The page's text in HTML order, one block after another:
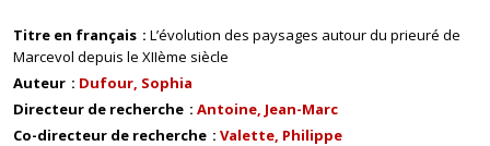
Titre en français
L’évolution des paysages autour du prieuré de
Marcevol depuis le XIIème siècle
Auteur
Dufour, Sophia
Directeur de recherche
Antoine, Jean-Marc
Co-directeur de recherche
Valette, Philippe